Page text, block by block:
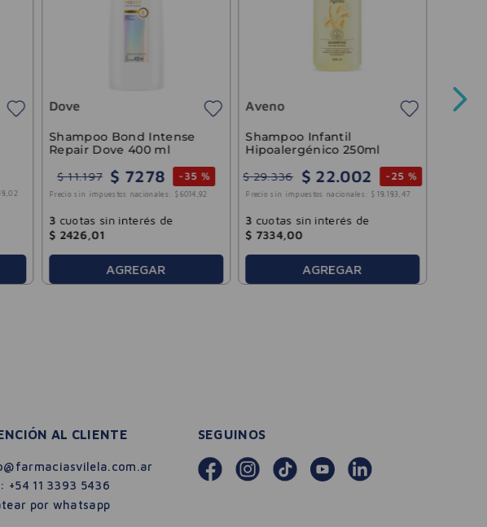
,02
Dove
Shampoo Bond Intense
Repair Dove 400 ml
$ 11.197 $ 7278 -35 %
Precio sin impuestos nacionales: $ 6014 ,92
3 cuotas sin interés de
$ 2426 ,01
AGREGAR
Aveno
Shampoo Infantil
Hipoalergénico 250ml
$ 29.336 $ 22.002 -25 %
Precio sin impuestos nacionales: $ 18 183 47
3 cuotas sin interés de
$ 7334,00
AGREGAR
$ 11
AL CLIENTE
+54 11 3393 5436
por whatsapp
SEGUINOS